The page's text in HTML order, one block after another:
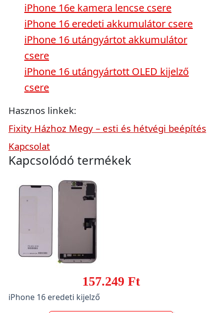
iPhone 16e kamera lencse csere
iPhone 16 eredeti akkumulátor csere
iPhone 16 utángyártot akkumulátor
csere
iPhone 16 utángyártott OLED kijelző
csere
Hasznos linkek:
Fixity Házhoz Megy – esti és hétvégi beépítés
Kapcsolat
Kapcsolódó termékek
157.249 Ft
iPhone 16 eredeti kijelző